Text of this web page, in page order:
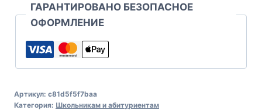
ГАРАНТИРОВАНО БЕЗОПАСНОЕ
ОФОРМЛЕНИЕ
Артикул: c81d5f5f7baa
Категория: Школьникам и абитуриентам